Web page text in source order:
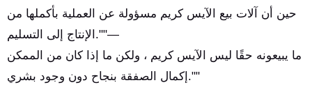
حين أن آلات بيع الآيس كريم مسؤولة عن العملية بأكملها من
الإنتاج إلى التسليم.""—
ما يبيعونه حقًا ليس الآيس كريم ، ولكن ما إذا كان من الممكن
إكمال الصفقة بنجاح دون وجود بشري.""